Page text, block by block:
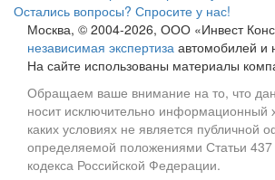
Остались вопросы? Спросите у нас!
Москва, © 2004-2026, ООО «Инвест
независимая экспертиза автомобилей и
На сайте использованы материалы
Обращаем ваше внимание на то, что
носит исключительно информационный
каких условиях не является публичной
определяемой положениями Статьи 437
кодекса Российской Федерации.